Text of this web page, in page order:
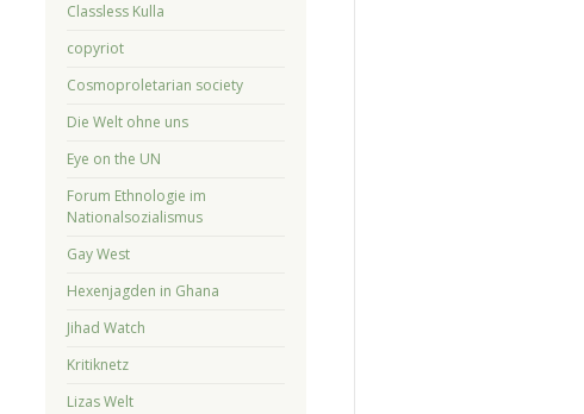
Classless Kulla
copyriot
Cosmoproletarian society
Die Welt ohne uns
Eye on the UN
Forum Ethnologie im
Nationalsozialismus
Gay West
Hexenjagden in Ghana
Jihad Watch
Kritiknetz
Lizas Welt